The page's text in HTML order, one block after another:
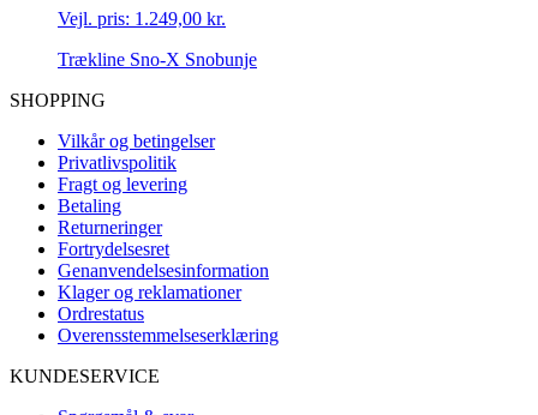
Vejl. pris: 1.249,00 kr.
Trækline Sno-X Snobunje
SHOPPING
Vilkår og betingelser
Privatlivspolitik
Fragt og levering
Betaling
Returneringer
Fortrydelsesret
Genanvendelsesinformation
Klager og reklamationer
Ordrestatus
Overensstemmelseserklæring
KUNDESERVICE